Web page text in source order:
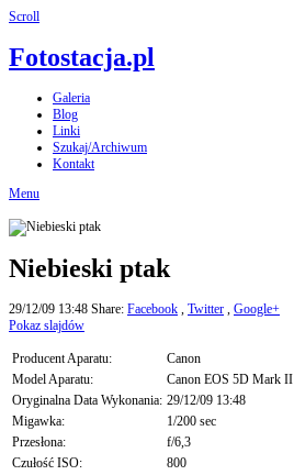
Scroll
Fotostacja.pl
Galeria
Blog
Linki
Szukaj/Archiwum
Kontakt
Menu
Niebieski ptak
29/12/09 13:48 Share: Facebook , Twitter , Google+
Pokaz slajdów
Producent Aparatu:
Canon
Model Aparatu:
Canon EOS 5D Mark II
Oryginalna Data Wykonania: 29/12/09 13:48
Migawka:
1/200 sec
Przesłona:
f/6,3
Czułość ISO:
800